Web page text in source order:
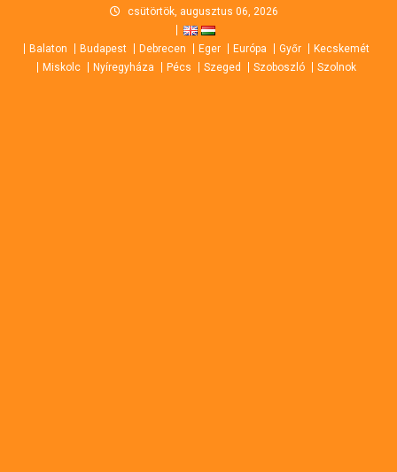
content
csütörtök, augusztus 06, 2026
Balaton Budapest Debrecen Eger Európa Győr
Kecskemét
Miskolc
Nyíregyháza Pécs Szeged Szoboszló Szolnok